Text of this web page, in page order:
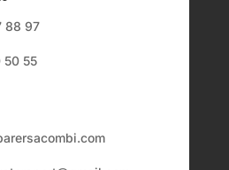
88 97
50 55